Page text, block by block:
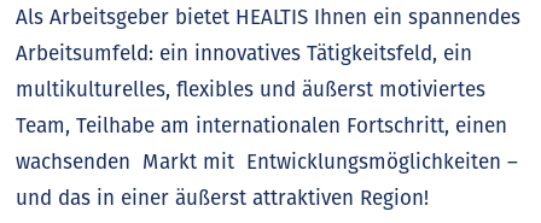
Als Arbeitsgeber bietet HEALTIS Ihnen ein spannendes
Arbeitsumfeld: ein innovatives Tätigkeitsfeld, ein
multikulturelles, flexibles und äußerst motiviertes
Team, Teilhabe am internationalen Fortschritt, einen
wachsenden Markt mit Entwicklungsmöglichkeiten –
und das in einer äußerst attraktiven Region!